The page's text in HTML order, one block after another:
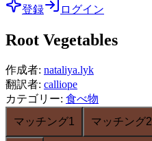
登録 ログイン
Root Vegetables
作成者: nataliya.lyk
翻訳者: calliope
カテゴリー: 食べ物
マッチング1
マッチング2